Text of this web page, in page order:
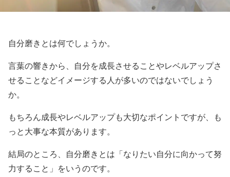
自分磨きとは何でしょうか。
言葉の響きから、自分を成長させることやレベルアップさ
せることなどイメージする人が多いのではないでしょう
か。
もちろん成長やレベルアップも大切なポイントですが、も
っと大事な本質があります。
結局のところ、自分磨きとは「なりたい自分に向かって努
力すること」をいうのです。